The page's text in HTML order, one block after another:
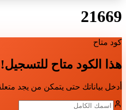
21669
كود متاح
هذا الكود متاح للتسجيل!
أدخل بياناتك حتى يتمكن من يجد